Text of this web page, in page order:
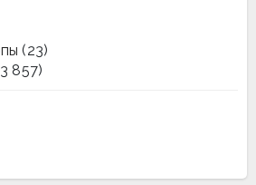
(23)
857)